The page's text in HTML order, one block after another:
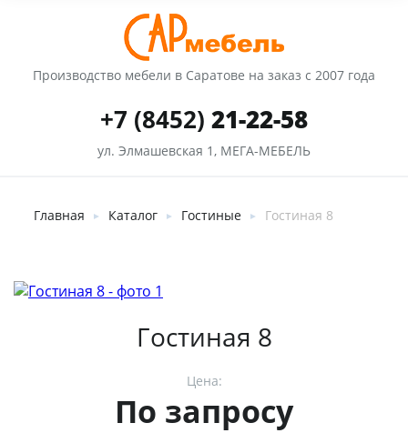
Производство мебели в Саратове на заказ с 2007 года
+7 (8452) 21-22-58
ул. Элмашевская 1, МЕГА-МЕБЕЛЬ
Главная ► Каталог ► Гостиные ► Гостиная 8
Гостиная 8
Цена:
По запросу